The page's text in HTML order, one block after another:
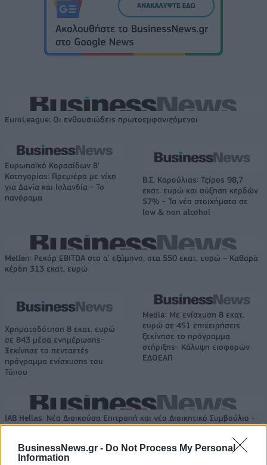
BusinessNews.gr - Do Not Process My Personal
Information
EuroLeague: Οι ενθουσιώδεις πρωτοεμφανιζόμενοι
Ευρωπαϊκό Κορασίδων Β'
Κατηγορίας: Πρεμιέρα με νίκη
για Δανία και Ισλανδία - Το
πανόραμα
Β.Σ. Καρούλιας: Τζίρος 98,7
εκατ. ευρώ και αύξηση κερδών
57% - Τα νέα στοιχήματα σε
low & non alcohol
Metlen: Ρεκόρ EBITDA στο α' εξάμηνο, στα 550 εκατ. ευρώ – Καθαρά
κέρδη 313 εκατ. ευρώ
Χρηματοδότηση 8 εκατ. ευρώ
σε 843 μέσα ενημέρωσης-
Ξεκίνησε το πενταετές
πρόγραμμα ενίσχυσης του
Τύπου
Media: Με ενίσχυση 8 εκατ.
ευρώ σε 451 επιχειρήσεις
ξεκίνησε το πρόγραμμα
στήριξης- Κάλυψη εισφορών
ΕΔΟΕΑΠ
IAB Hellas: Νέα Διοικούσα Επιτροπή και νέο Διοικητικό Συμβούλιο -
Πρόεδρος ο Γαληνός Γιαγλής